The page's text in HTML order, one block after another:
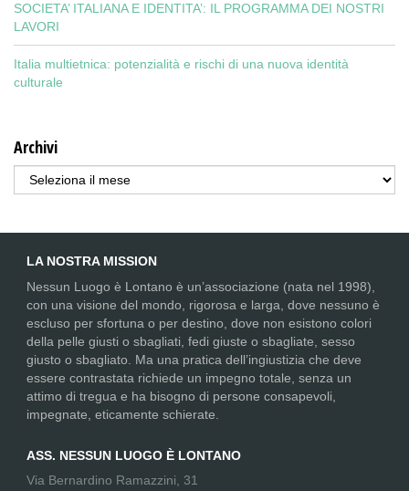
SOCIETA’ ITALIANA E IDENTITA’: IL PROGRAMMA DEI NOSTRI
LAVORI
Italia multietnica: potenzialità e rischi di una nuova identità
culturale
Archivi
Archivi
LA NOSTRA MISSION
Nessun Luogo è Lontano è un’associazione (nata nel 1998),
con una visione del mondo, rigorosa e larga, dove nessuno è
escluso per sfortuna o per destino, dove non esistono colori
della pelle giusti o sbagliati, fedi giuste o sbagliate, sesso
giusto o sbagliato. Ma una pratica dell’ingiustizia che deve
essere contrastata richiede un impegno totale, senza un
attimo di tregua e ha bisogno di persone consapevoli,
impegnate, eticamente schierate.
ASS. NESSUN LUOGO È LONTANO
Via Bernardino Ramazzini, 31